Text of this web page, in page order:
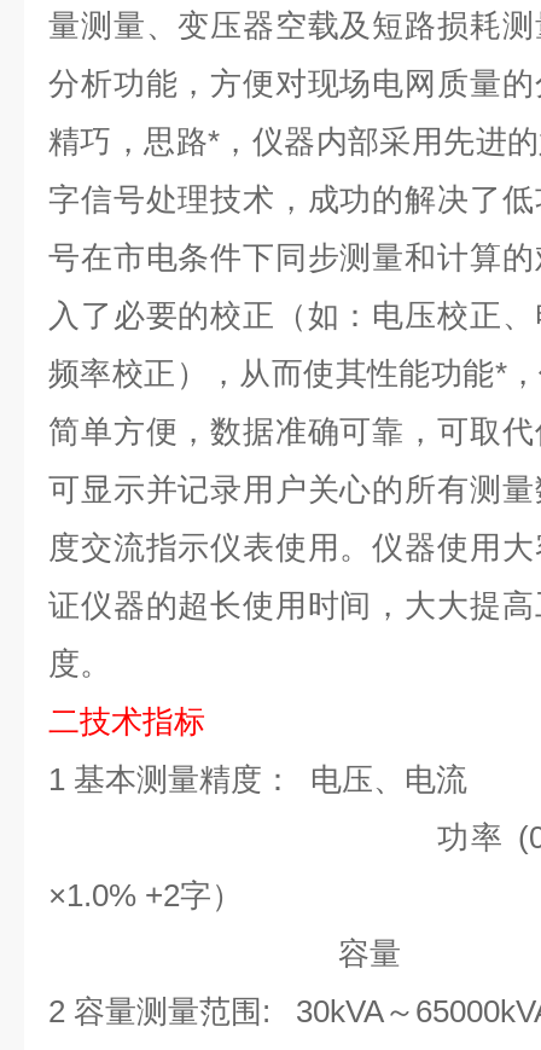
量测量、变压器空载及短路损耗
分析功能，方便对现场电网质量
精巧，思路*，仪器内部采用先进
字信号处理技术，成功的解决了
号在市电条件下同步测量和计算
入了必要的校正（如：电压校正
频率校正），从而使其性能功能*
简单方便，数据准确可靠，可取
可显示并记录用户关心的所有测
度交流指示仪表使用。仪器使用
证仪器的超长使用时间，大大提
度。
二技术指标
1 基本测量精度： 电压、电流
功率
×1.0% +2字）
容
2 容量测量范围: 30kVA～